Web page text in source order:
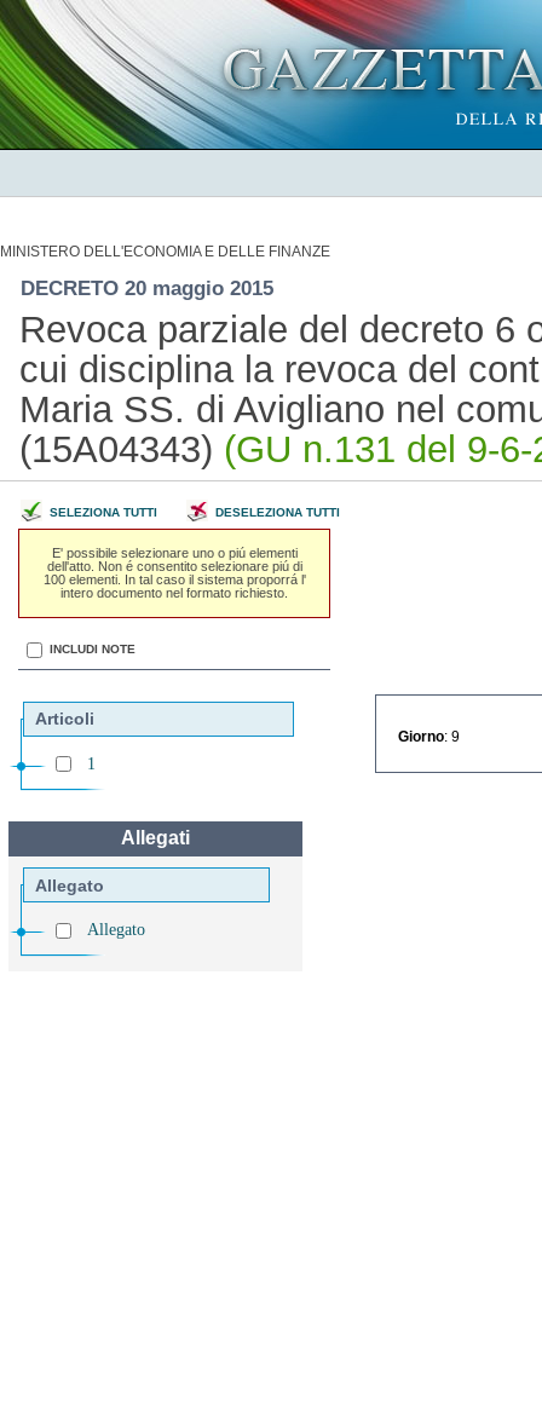
MINISTERO DELL'ECONOMIA E DELLE FINANZE
DECRETO 20 maggio 2015
Revoca parziale del decreto 6
cui disciplina la revoca del
Maria SS. di Avigliano nel
(15A04343) (GU n.131 del 9-
SELEZIONA TUTTI DESELEZIONA TUTTI
E' possibile selezionare uno o piú elementi
dell'atto. Non é consentito selezionare piú di
100 elementi. In tal caso il sistema proporrá l'
intero documento nel formato richiesto.
INCLUDI NOTE
Articoli
1
Allegati
Allegato
Allegato
Giorno : 9